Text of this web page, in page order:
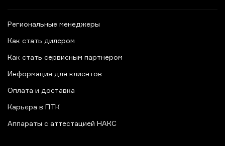
Региональные менеджеры
Как стать дилером
Как стать сервисным партнером
Информация для клиентов
Оплата и доставка
Карьера в ПТК
Аппараты с аттестацией НАКС